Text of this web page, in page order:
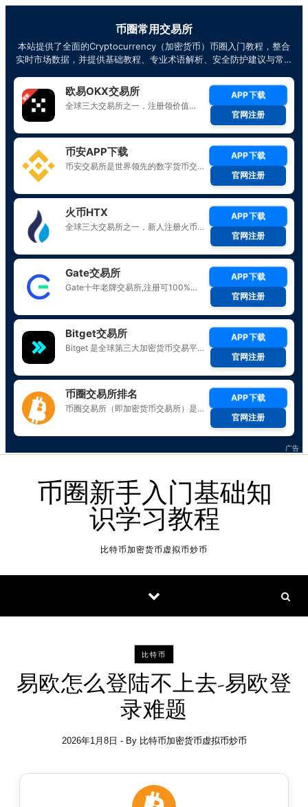
币圈新手入门基础知
识学习教程
比特币加密货币虚拟币炒币
比特币
易欧怎么登陆不上去-易欧登
录难题
2026年1月8日 - By 比特币加密货币虚拟币炒币